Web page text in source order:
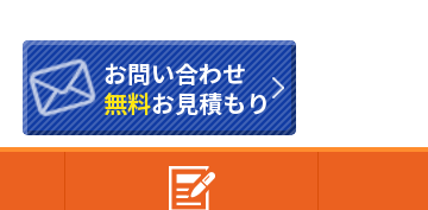
お問い合わせ
無料お見積もり